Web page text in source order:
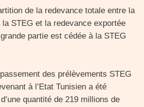
de la redevance totale entre la
STEG et la redevance exportée
partie est cédée à la STEG
des prélèvements STEG
à l’Etat Tunisien a été
quantité de 219 millions de